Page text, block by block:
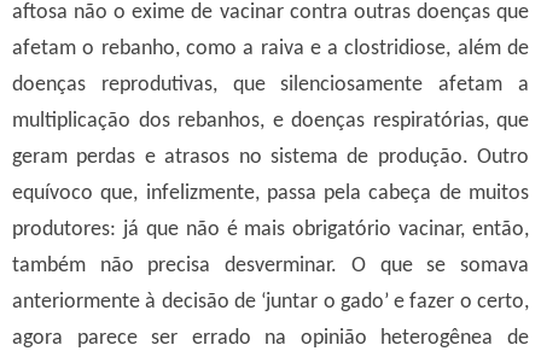
aftosa não o exime de vacinar contra outras doenças que
afetam o rebanho, como a raiva e a clostridiose, além de
doenças reprodutivas, que silenciosamente afetam a
multiplicação dos rebanhos, e doenças respiratórias, que
geram perdas e atrasos no sistema de produção. Outro
equívoco que, infelizmente, passa pela cabeça de muitos
produtores: já que não é mais obrigatório vacinar, então,
também não precisa desverminar. O que se somava
anteriormente à decisão de ‘juntar o gado’ e fazer o certo,
agora parece ser errado na opinião heterogênea de